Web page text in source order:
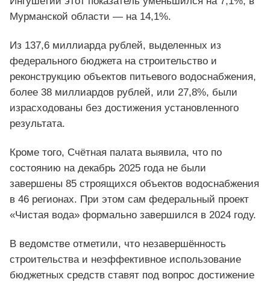
Мурманской области — на 14,1%.
Из 137,6 миллиарда рублей, выделенных из
федерального бюджета на строительство и
реконструкцию объектов питьевого водоснабжения,
более 38 миллиардов рублей, или 27,8%, были
израсходованы без достижения установленного
результата.
Кроме того, Счётная палата выявила, что по
состоянию на декабрь 2025 года не были
завершены 85 строящихся объектов водоснабжения
в 46 регионах. При этом сам федеральный проект
«Чистая вода» формально завершился в 2024 году.
В ведомстве отметили, что незавершённость
строительства и неэффективное использование
бюджетных средств ставят под вопрос достижение